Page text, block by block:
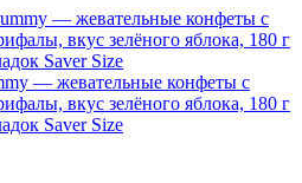
— жевательные конфеты с
вкус зелёного яблока, 180 г
Saver Size